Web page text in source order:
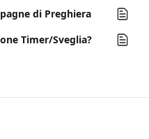
di Preghiera
Timer/Sveglia?